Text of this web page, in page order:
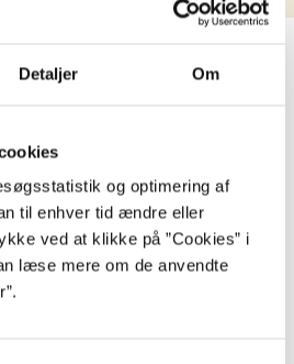
Detaljer Om
og optimering af
til enhver tid ændre eller
ved at klikke på ”Cookies” i
læse mere om de anvendte
...
...
...
...
...
...